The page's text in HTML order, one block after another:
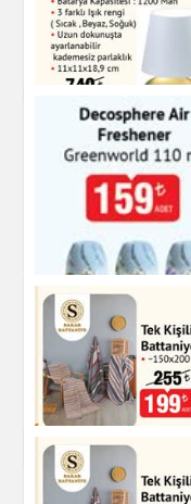
Kumlu Cam Masa
Lambası
Ev & Dekorasyon
Naturalove Kumlu
Cam Masa Lambası
Ev & Dekorasyon
Decosphere Oda
Spreyi Greenworld
110 ml
Ev & Dekorasyon
Tek Kişilik Battaniye